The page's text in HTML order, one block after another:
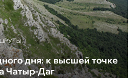
дня: к высшей точке
Чатыр-Даг